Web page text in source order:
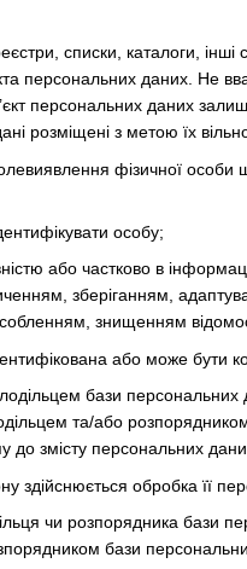
списки, каталоги, інші
персональних даних. Не
персональних даних
розміщені з метою їх
фізичної
особу;
або частково в
зберіганням,
знищенням
або може бути
бази
та/або
до змісту персональних
здійснюється обробка її
чи розпорядника бази
бази